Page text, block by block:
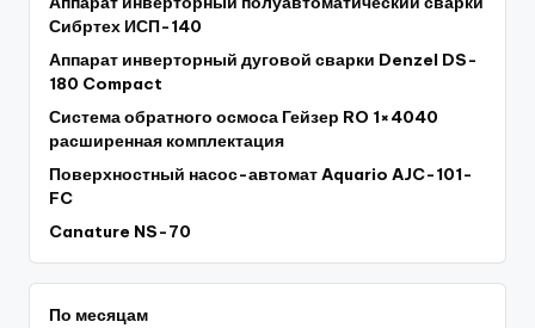
Сибртех ИСП-140
Аппарат инверторный дуговой сварки Denzel DS-
180 Compact
Система обратного осмоса Гейзер RO 1×4040
расширенная комплектация
Поверхностный насос-автомат Aquario AJC-101-
FC
Canature NS-70
По месяцам